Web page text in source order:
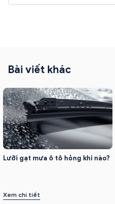
Bài viết khác
Lưỡi gạt mưa ô tô hỏng khi nào?
Xem chi tiết